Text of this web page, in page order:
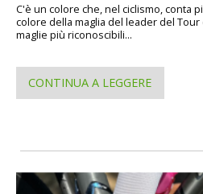
C'è un colore che, nel ciclismo, conta
colore della maglia del leader del
maglie più riconoscibili...
CONTINUA A LEGGERE